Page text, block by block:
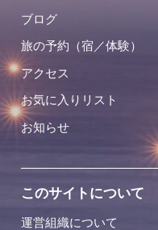
ブログ
旅の予約（宿／体験）
アクセス
お気に入りリスト
お知らせ
このサイトについて
運営組織について